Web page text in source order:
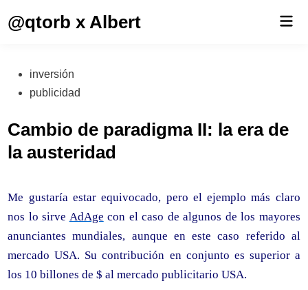
@qtorb x Albert
Publicado
en
inversión
publicidad
Cambio de paradigma II: la era de
la austeridad
Me gustaría estar equivocado, pero el ejemplo más claro
nos lo sirve AdAge con el caso de algunos de los mayores
anunciantes mundiales, aunque en este caso referido al
mercado USA. Su contribución en conjunto es superior a
los 10 billones de $ al mercado publicitario USA.